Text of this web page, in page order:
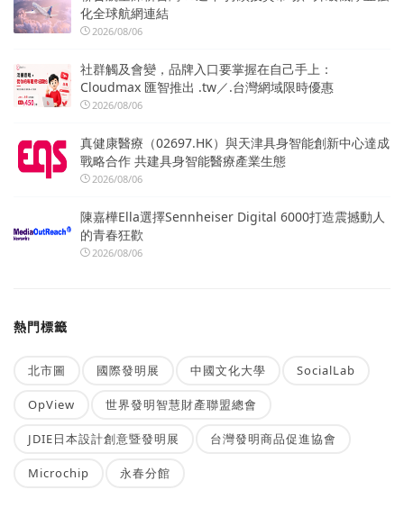
化全球航網連結
2026/08/06
社群觸及會變，品牌入口要掌握在自己手上：
Cloudmax 匯智推出 .tw／.台灣網域限時優惠
2026/08/06
真健康醫療（02697.HK）與天津具身智能創新中心達成
戰略合作 共建具身智能醫療產業生態
2026/08/06
陳嘉樺Ella選擇Sennheiser Digital 6000打造震撼動人
的青春狂歡
2026/08/06
熱門標籤
北市圖 國際發明展 中國文化大學 SocialLab
OpView 世界發明智慧財產聯盟總會
JDIE日本設計創意暨發明展 台灣發明商品促進協會
Microchip 永春分館